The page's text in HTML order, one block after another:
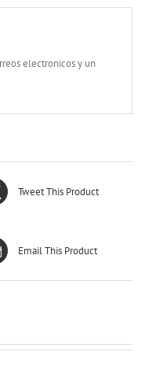
electronicos y un
Tweet This Product
Email This Product